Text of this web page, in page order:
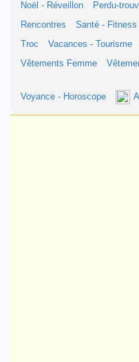
Noël - Réveillon
Perdu-
Rencontres
Santé - Fitness
Troc
Vacances - Tourisme
Vêtements Femme
Voyance - Horoscope